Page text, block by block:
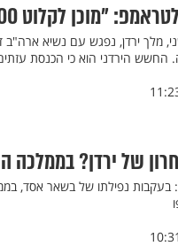
"מוכן לקלוט 2,000 ילדים מעזה"
מלך ירדן, נפגש עם נשיא ארה"ב
החשש הירדני הוא כי הכנסת
של ירדן?
בעקבות נפילתו של בשאר אסד,